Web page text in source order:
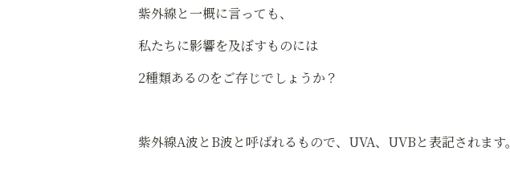
紫外線と一概に言っても、
私たちに影響を及ぼすものには
2種類あるのをご存じでしょうか？
紫外線A波とB波と呼ばれるもので、UVA、UVBと表記されます。